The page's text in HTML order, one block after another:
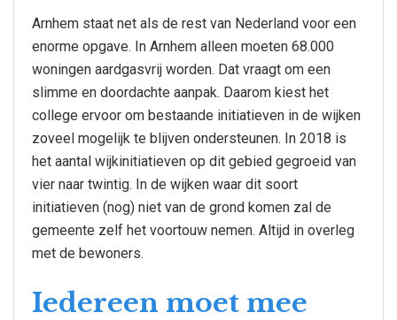
Arnhem staat net als de rest van Nederland voor een
enorme opgave. In Arnhem alleen moeten 68.000
woningen aardgasvrij worden. Dat vraagt om een
slimme en doordachte aanpak. Daarom kiest het
college ervoor om bestaande initiatieven in de wijken
zoveel mogelijk te blijven ondersteunen. In 2018 is
het aantal wijkinitiatieven op dit gebied gegroeid van
vier naar twintig. In de wijken waar dit soort
initiatieven (nog) niet van de grond komen zal de
gemeente zelf het voortouw nemen. Altijd in overleg
met de bewoners.
Iedereen moet mee